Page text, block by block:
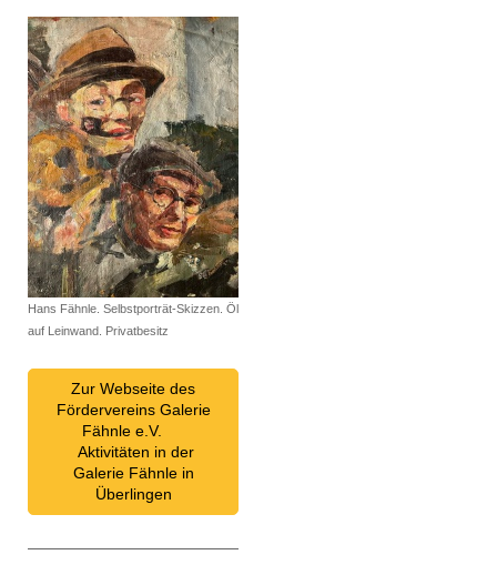
Hans Fähnle. Selbstporträt-Skizzen. Öl
auf Leinwand. Privatbesitz
Zur Webseite des
Fördervereins Galerie
Fähnle e.V.
Aktivitäten in der
Galerie Fähnle in
Überlingen